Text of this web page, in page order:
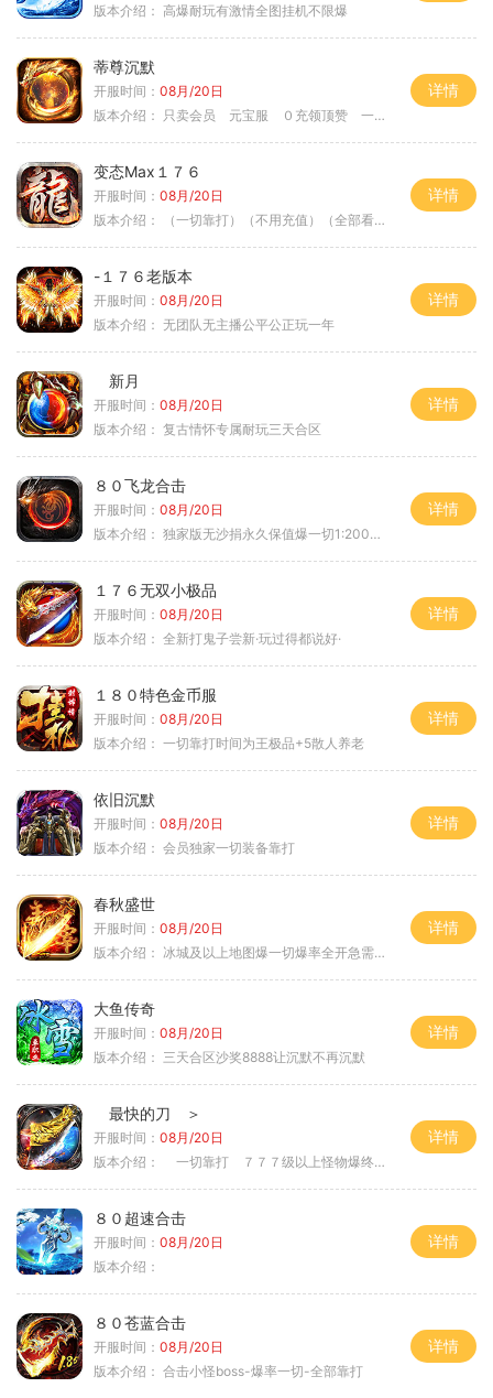
版本介绍： 高爆耐玩有激情全图挂机不限爆
蒂尊沉默
开服时间： 08月/20日
版本介绍：
只卖会员 元宝服 ０充领顶赞 一切靠打
详情
变态Max１７６
开服时间： 08月/20日
版本介绍：
（一切靠打）（不用充值）（全部看脸）
详情
-１７６老版本
开服时间： 08月/20日
版本介绍： 无团队无主播公平公正玩一年
详情
新月
开服时间： 08月/20日
版本介绍： 复古情怀专属耐玩三天合区
详情
８０飞龙合击
开服时间： 08月/20日
版本介绍： 独家版无沙捐永久保值爆一切1:2000回4
详情
１７６无双小极品
开服时间： 08月/20日
版本介绍： 全新打鬼子尝新·玩过得都说好·
详情
１８０特色金币服
开服时间： 08月/20日
版本介绍： 一切靠打时间为王极品+5散人养老
详情
依旧沉默
开服时间： 08月/20日
版本介绍： 会员独家一切装备靠打
详情
春秋盛世
开服时间： 08月/20日
版本介绍： 冰城及以上地图爆一切爆率全开急需材料
详情
大鱼传奇
开服时间： 08月/20日
版本介绍： 三天合区沙奖8888让沉默不再沉默
详情
最快的刀 ＞
开服时间： 08月/20日
版本介绍：
一切靠打 ７７７级以上怪物爆终极 ＞
详情
８０超速合击
开服时间： 08月/20日
版本介绍：
详情
８０苍蓝合击
开服时间： 08月/20日
版本介绍： 合击小怪boss-爆率一切-全部靠打
详情